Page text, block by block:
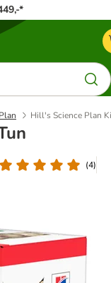
*
Hill's Science Plan
(4)